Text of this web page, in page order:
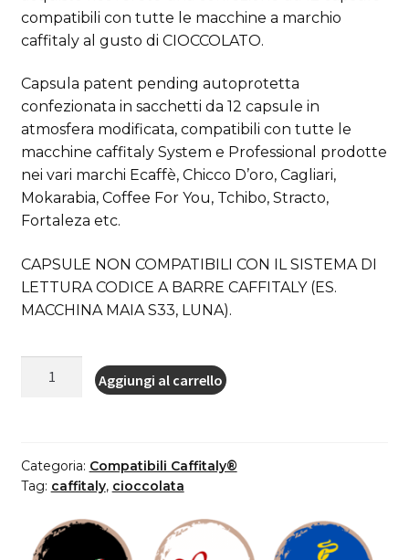
compatibili con tutte le macchine a marchio
caffitaly al gusto di CIOCCOLATO.
Capsula patent pending autoprotetta
confezionata in sacchetti da 12 capsule in
atmosfera modificata, compatibili con tutte le
macchine caffitaly System e Professional prodotte
nei vari marchi Ecaffè, Chicco D’oro, Cagliari,
Mokarabia, Coffee For You, Tchibo, Stracto,
Fortaleza etc.
CAPSULE NON COMPATIBILI CON IL SISTEMA DI
LETTURA CODICE A BARRE CAFFITALY (ES.
MACCHINA MAIA S33, LUNA).
compatibili
Sistemi
System-
Professional-
Aggiungi al carrello
Categoria: Compatibili Caffitaly®
Tag: caffitaly, cioccolata